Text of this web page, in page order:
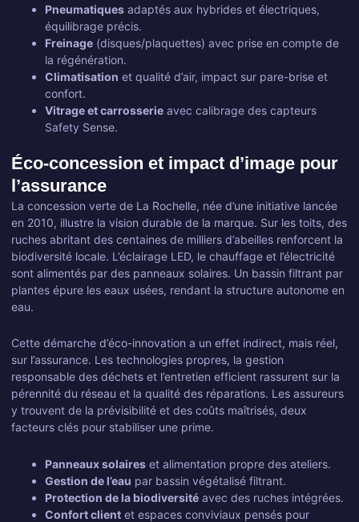
Pneumatiques adaptés aux hybrides et électriques,
équilibrage précis.
Freinage (disques/plaquettes) avec prise en compte de
la régénération.
Climatisation et qualité d’air, impact sur pare-brise et
confort.
Vitrage et carrosserie avec calibrage des capteurs
Safety Sense.
Éco-concession et impact d’image pour
l’assurance
La concession verte de La Rochelle, née d’une initiative lancée
en 2010, illustre la vision durable de la marque. Sur les toits, des
ruches abritant des centaines de milliers d’abeilles renforcent la
biodiversité locale. L’éclairage LED, le chauffage et l’électricité
sont alimentés par des panneaux solaires. Un bassin filtrant par
plantes épure les eaux usées, rendant la structure autonome en
eau.
Cette démarche d’éco-innovation a un effet indirect, mais réel,
sur l’assurance. Les technologies propres, la gestion
responsable des déchets et l’entretien efficient rassurent sur la
pérennité du réseau et la qualité des réparations. Les assureurs
y trouvent de la prévisibilité et des coûts maîtrisés, deux
facteurs clés pour stabiliser une prime.
Panneaux solaires et alimentation propre des ateliers.
Gestion de l’eau par bassin végétalisé filtrant.
Protection de la biodiversité avec des ruches intégrées.
Confort client et espaces conviviaux pensés pour